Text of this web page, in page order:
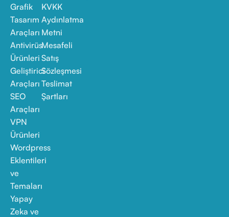
Grafik
Tasarım
Araçları
Antivirüs
Ürünleri
Geliştirici
Araçları
SEO
Araçları
VPN
Ürünleri
Wordpress
Eklentileri
ve
Temaları
Yapay
Zeka ve
KVKK
Aydınlatma
Metni
Mesafeli
Satış
Sözleşmesi
Teslimat
Şartları